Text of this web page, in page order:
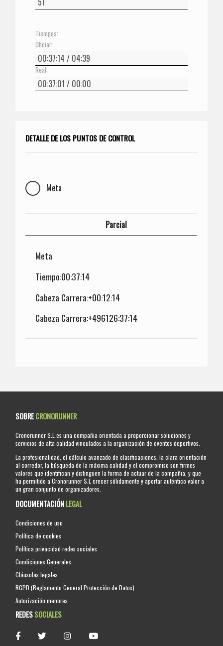
Tiempos:
Oficial:
Real:
DETALLE DE LOS PUNTOS DE CONTROL
Meta
Parcial
Meta
Tiempo:00:37:14
Cabeza Carrera:+00:12:14
Cabeza Carrera:+496126:37:14
SOBRECRONORUNNER
Cronorunner S.L es una compañia orientada a proporcionar soluciones y
servicios de alta calidad vinculados a la organización de eventos deportivos.
La profesionalidad, el cálculo avanzado de clasificaciones, la clara orientación
al corredor, la búsqueda de la máxima calidad y el compromiso son firmes
valores que identifican y distinguen la forma de actuar de la compañia, y que
ha permitido a Cronorunner S.L crecer sólidamente y aportar auténtico valor a
un gran conjunto de organizadores.
DOCUMENTACIÓNLEGAL
Condiciones de uso
Política de cookies
Política privacidad redes sociales
Condiciones Generales
Cláusulas legales
RGPD (Reglamento General Protección de Datos)
Autorización menores
REDESSOCIALES